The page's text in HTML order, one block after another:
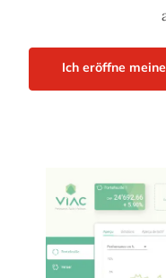
Ich eröffne